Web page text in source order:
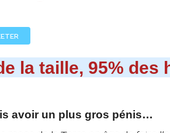
la taille, 95% des
avoir un plus gros pénis…